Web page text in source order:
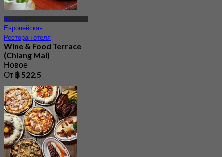
Чиангмай
Европейская
Ресторан отеля
Wine & Food Terrace
(Chiang Mai)
Новое
От ฿ 522.5